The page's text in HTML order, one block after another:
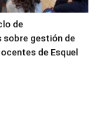
de
sobre gestión de
de Esquel